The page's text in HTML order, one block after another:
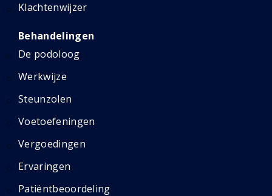
Klachtenwijzer
Behandelingen
De podoloog
Werkwijze
Steunzolen
Voetoefeningen
Vergoedingen
Ervaringen
Patiëntbeoordeling